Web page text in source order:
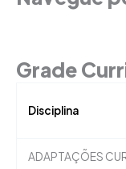
Grade
Disciplina
ADAPTAÇÕES